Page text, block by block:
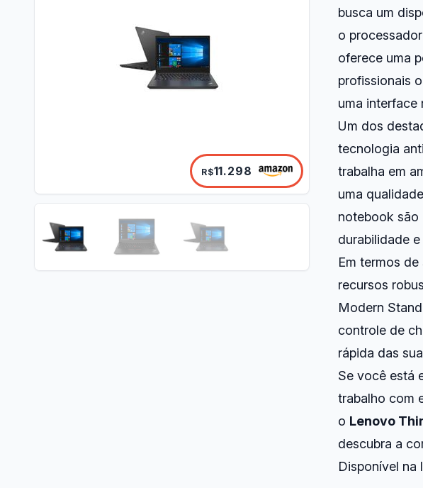
R$11.298
busca um
o
oferece uma
profissionais
uma interface
Um dos
tecnologia
trabalha em
uma
notebook são
durabilidade
Em termos
recursos
Modern
controle de
rápida das
Se você está
trabalho com
o Lenovo
descubra a
Disponível na